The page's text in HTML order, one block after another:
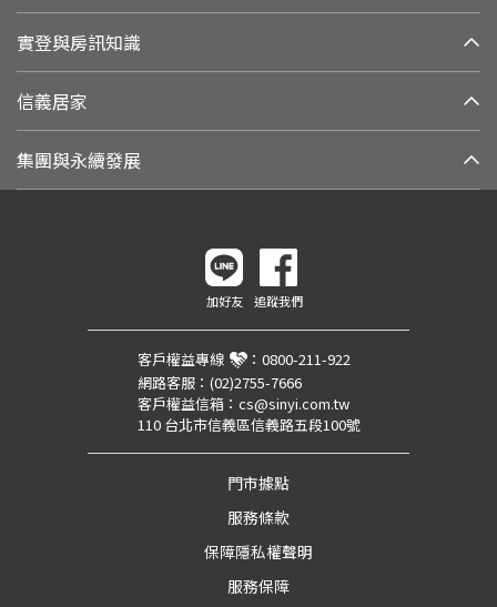
實登與房訊知識
信義居家
集團與永續發展
加好友 追蹤我們
客戶權益專線 ： 0800-211-922
網路客服： (02)2755-7666
客戶權益信箱： cs@sinyi.com.tw
110 台北市信義區信義路五段100號
門市據點
服務條款
保障隱私權聲明
服務保障